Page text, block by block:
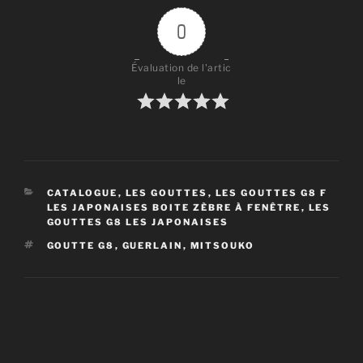
0
Évaluation de l'artic
le
CATÉGORIES
CATALOGUE , LES GOUTTES , LES GOUTTES G8 F
LES JAPONAISES BOITE ZÈBRE À FENÊTRE , LES
GOUTTES G8 LES JAPONAISES
ÉTIQUETTES
GOUTTE G8 , GUERLAIN , MITSOUKO